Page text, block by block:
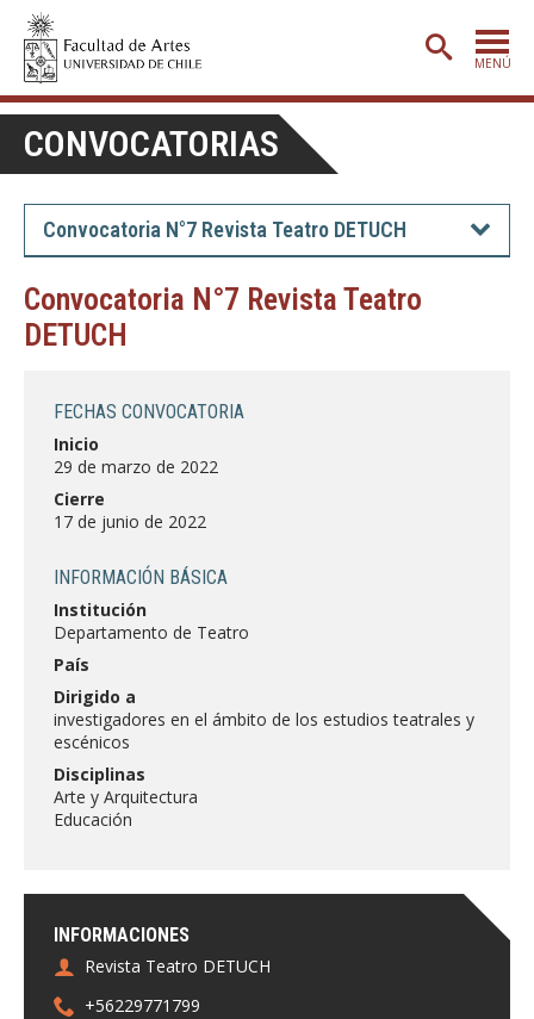
MENÚ
PORTADA
ADMISIÓN
ETAPA BÁSICA
CARRERAS
POSTGRADO
CREACIÓNE INVESTIGACIÓN
Estudiantes
Académicas/os
CONVOCATORIAS
Convocatoria N°7 Revista Teatro DETUCH
Convocatoria N°7 Revista Teatro
DETUCH
INFORMACIONES
Revista Teatro DETUCH
+56229771799
FECHAS CONVOCATORIA
Inicio
29 de marzo de 2022
Cierre
17 de junio de 2022
INFORMACIÓN BÁSICA
Institución
Departamento de Teatro
País
Dirigido a
investigadores en el ámbito de los estudios teatrales y
escénicos
Disciplinas
Arte y Arquitectura
Educación